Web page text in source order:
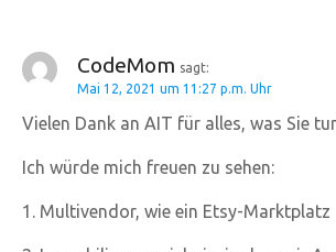
CodeMom sagt:
Mai 12, 2021 um 11:27 p.m. Uhr
Vielen Dank an AIT für alles, was Sie
Ich würde mich freuen zu sehen:
1. Multivendor, wie ein Etsy-Marktplatz